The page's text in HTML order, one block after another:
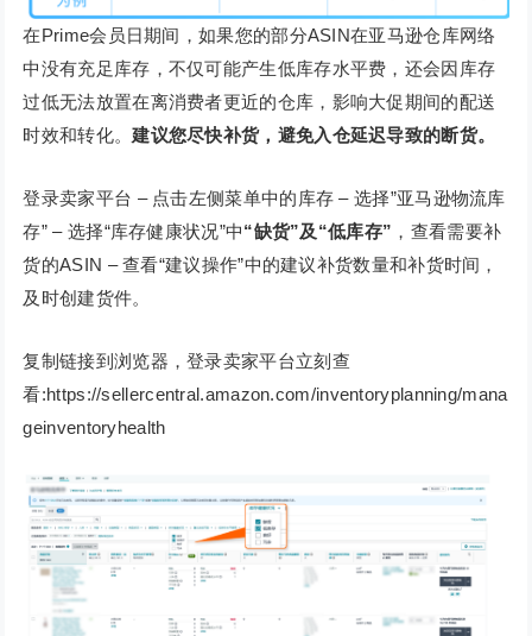
在Prime会员日期间，如果您的部分ASIN在亚马逊仓库网络
中没有充足库存，不仅可能产生低库存水平费，还会因库存
过低无法放置在离消费者更近的仓库，影响大促期间的配送
时效和转化。建议您尽快补货，避免入仓延迟导致的断货。
登录卖家平台 – 点击左侧菜单中的库存 – 选择”亚马逊物流库
存” – 选择“库存健康状况”中“缺货”及“低库存” ，查看需要补
货的ASIN – 查看“建议操作”中的建议补货数量和补货时间，
及时创建货件。
复制链接到浏览器，登录卖家平台立刻查
看:https://sellercentral.amazon.com/inventoryplanning/mana
geinventoryhealth